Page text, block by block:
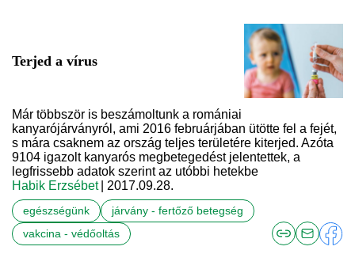
Terjed a vírus
Már többször is beszámoltunk a romániai
kanyarójárványról, ami 2016 februárjában ütötte fel a fejét,
s mára csaknem az ország teljes területére kiterjed. Azóta
9104 igazolt kanyarós megbetegedést jelentettek, a
legfrissebb adatok szerint az utóbbi hetekbe
Habik Erzsébet
| 2017.09.28.
egészségünk
járvány - fertőző betegség
vakcina - védőoltás